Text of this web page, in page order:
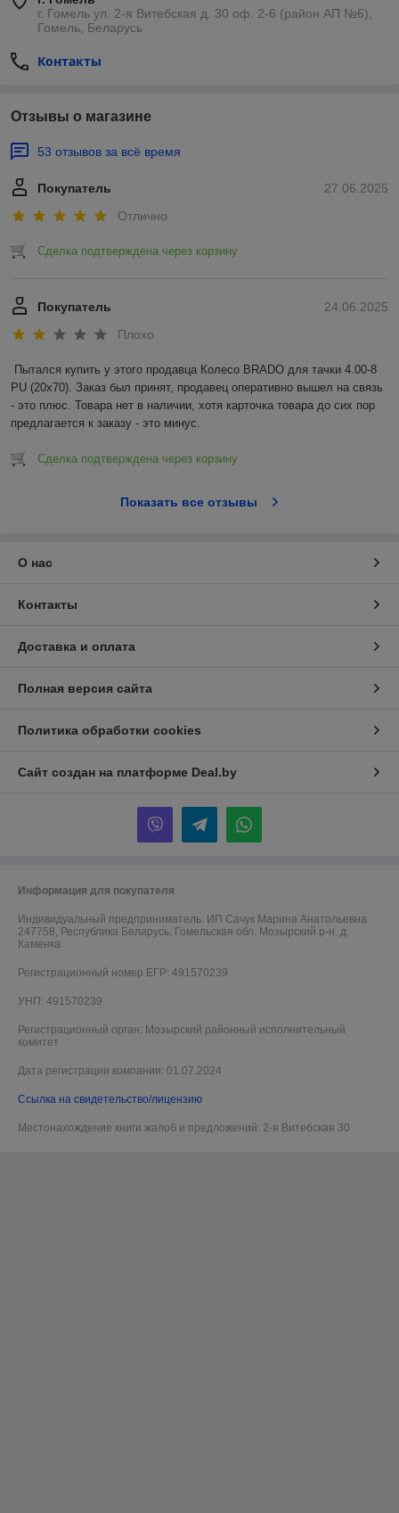
г. Гомель ул. 2-я Витебская д. 30 оф. 2-6 (район АП №6),
Гомель, Беларусь
Контакты
Отзывы о магазине
53 отзывов за всё время
27.06.2025
Покупатель
Отлично
Сделка подтверждена через корзину
24.06.2025
Покупатель
Плохо
Пытался купить у этого продавца Колесо BRADO для тачки 4.00-8
PU (20x70). Заказ был принят, продавец оперативно вышел на связь
- это плюс. Товара нет в наличии, хотя карточка товара до сих пор
предлагается к заказу - это минус.
Сделка подтверждена через корзину
Показать все отзывы
О нас
Контакты
Доставка и оплата
Полная версия сайта
Политика обработки cookies
Сайт создан на платформе Deal.by
Информация для покупателя
Индивидуальный предприниматель: ИП Сачук Марина Анатольевна
247758, Республика Беларусь, Гомельская обл. Мозырский р-н. д.
Каменка
Регистрационный номер ЕГР: 491570239
УНП: 491570239
Регистрационный орган: Мозырский районный исполнительный
комитет
Дата регистрации компании: 01.07.2024
Ссылка на свидетельство/лицензию
Местонахождение книги жалоб и предложений: 2-я Витебская 30